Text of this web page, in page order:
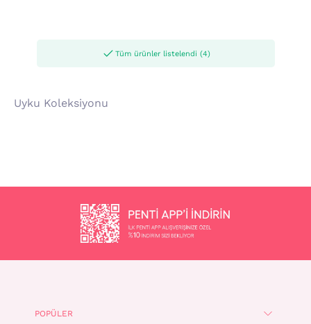
Tüm ürünler listelendi (4)
Uyku Koleksiyonu
POPÜLER